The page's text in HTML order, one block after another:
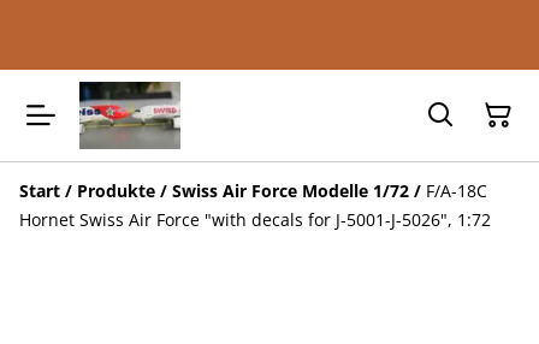
Start / Produkte / Swiss Air Force Modelle 1/72 / F/A-18C
Hornet Swiss Air Force "with decals for J-5001-J-5026", 1:72